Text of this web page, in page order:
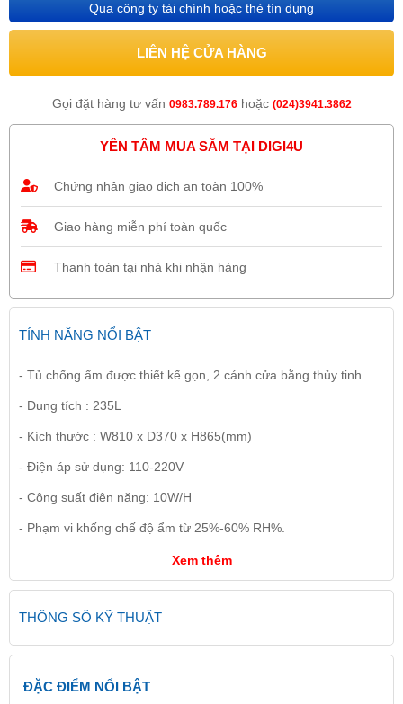
Qua công ty tài chính hoặc thẻ tín dụng
LIÊN HỆ CỬA HÀNG
Gọi đặt hàng tư vấn 0983.789.176hoặc (024)3941.3862
YÊN TÂM MUA SẮM TẠI DIGI4U
Chứng nhận giao dịch an toàn 100%
Giao hàng miễn phí toàn quốc
Thanh toán tại nhà khi nhận hàng
TÍNH NĂNG NỔI BẬT
- Tủ chống ẩm được thiết kế gọn, 2 cánh cửa bằng thủy tinh.
- Dung tích : 235L
- Kích thước : W810 x D370 x H865(mm)
- Điện áp sử dụng: 110-220V
- Công suất điện năng: 10W/H
- Phạm vi khống chế độ ẩm từ 25%-60% RH%.
Xem thêm
THÔNG SỐ KỸ THUẬT
ĐẶC ĐIỂM NỔI BẬT